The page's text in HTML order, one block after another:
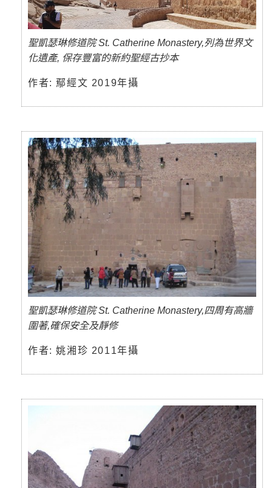
聖凱瑟琳修道院 St. Catherine Monastery,列為世界文
化遺產, 保存豐富的新約聖經古抄本
作者: 鄢經文 2019年攝
聖凱瑟琳修道院 St. Catherine Monastery,四周有高牆
圍著,確保安全及靜修
作者: 姚湘珍 2011年攝